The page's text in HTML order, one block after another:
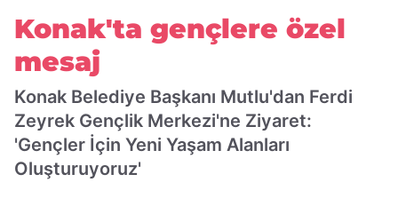
Konak'ta gençlere özel
mesaj
Konak Belediye Başkanı Mutlu'dan Ferdi
Zeyrek Gençlik Merkezi'ne Ziyaret:
'Gençler İçin Yeni Yaşam Alanları
Oluşturuyoruz'